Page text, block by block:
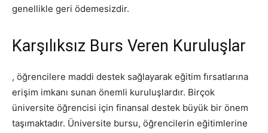
genellikle geri ödemesizdir.
Karşılıksız Burs Veren Kuruluşlar
, öğrencilere maddi destek sağlayarak eğitim fırsatlarına
erişim imkanı sunan önemli kuruluşlardır. Birçok
üniversite öğrencisi için finansal destek büyük bir önem
taşımaktadır. Üniversite bursu, öğrencilerin eğitimlerine